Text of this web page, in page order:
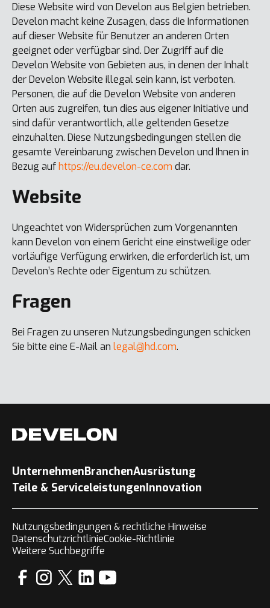
Diese Website wird von Develon aus Belgien betrieben.
Develon macht keine Zusagen, dass die Informationen
auf dieser Website für Benutzer an anderen Orten
geeignet oder verfügbar sind. Der Zugriff auf die
Develon Website von Gebieten aus, in denen der Inhalt
der Develon Website illegal sein kann, ist verboten.
Personen, die auf die Develon Website von anderen
Orten aus zugreifen, tun dies aus eigener Initiative und
sind dafür verantwortlich, alle geltenden Gesetze
einzuhalten. Diese Nutzungsbedingungen stellen die
gesamte Vereinbarung zwischen Develon und Ihnen in
Bezug auf https://eu.develon-ce.com dar.
Website
Ungeachtet von Widersprüchen zum Vorgenannten
kann Develon von einem Gericht eine einstweilige oder
vorläufige Verfügung erwirken, die erforderlich ist, um
Develon’s Rechte oder Eigentum zu schützen.
Fragen
Bei Fragen zu unseren Nutzungsbedingungen schicken
Sie bitte eine E-Mail an legal@hd.com.
UnternehmenBranchenAusrüstung
Teile & ServiceleistungenInnovation
Nutzungsbedingungen & rechtliche Hinweise
DatenschutzrichtlinieCookie-Richtlinie
Weitere Suchbegriffe